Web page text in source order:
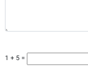
1 + 5 =